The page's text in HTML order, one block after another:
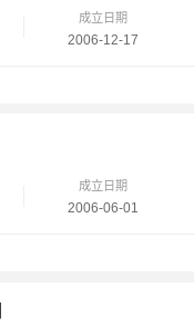
成立日期
2006-12-17
成立日期
2006-06-01